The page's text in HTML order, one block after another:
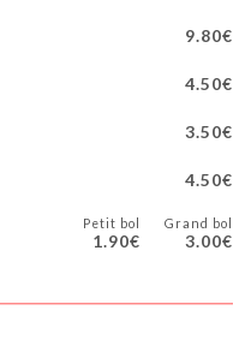
9.80€
4.50€
3.50€
4.50€
Petit bol
1.90€
Grand bol
3.00€